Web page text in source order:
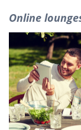
Online